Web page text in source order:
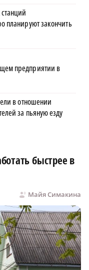
планируют закончить
предприятии в
в отношении
за пьяную езду
быстрее в
Майя Симакина